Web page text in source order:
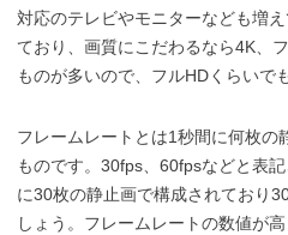
対応のテレビやモニターなども増
ており、画質にこだわるなら4K、
ものが多いので、フルHDくらいで
フレームレートとは1秒間に何枚の
ものです。30fps、60fpsなどと表
に30枚の静止画で構成されており
しょう。フレームレートの数値が